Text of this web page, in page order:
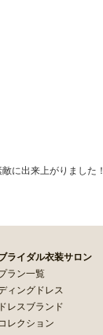
に出来上がりました！
ライダル衣装サロン
ラン一覧
ィングドレス
レスブランド
レクション